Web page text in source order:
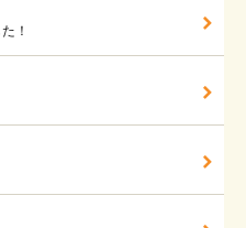
！